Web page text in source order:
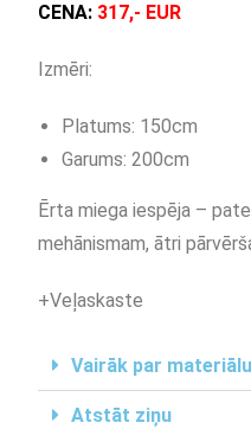
CENA: 317,- EUR
Izmēri:
Platums: 150cm
Garums: 200cm
Ērta miega iespēja –
mehānismam, ātri
+Veļaskaste
Vairāk par materiālu
Atstāt ziņu